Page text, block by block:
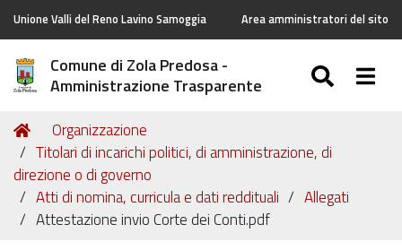
Unione Valli del Reno Lavino Samoggia Area amministratori del sito
Comune di Zola Predosa -
Amministrazione Trasparente
Tu
sei
qui:
Home
Organizzazione
Titolari di incarichi politici, di amministrazione, di
direzione o di governo
Atti di nomina, curricula e dati reddituali
Allegati
Attestazione invio Corte dei Conti.pdf